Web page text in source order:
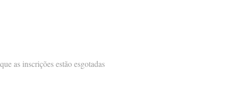
as inscrições estão esgotadas